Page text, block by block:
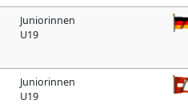
Juniorinnen
U19
Juniorinnen
U19